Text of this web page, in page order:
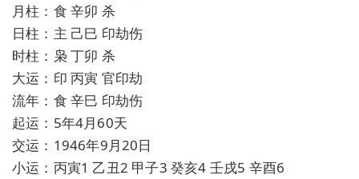
月柱：食 辛卯 杀
日柱：主 己巳 印劫伤
时柱：枭 丁卯 杀
大运：印 丙寅 官印劫
流年：食 辛巳 印劫伤
起运：5年4月60天
交运：1946年9月20日
小运：丙寅1 乙丑2 甲子3 癸亥4 壬戌5 辛酉6